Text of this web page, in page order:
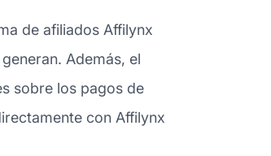
de afiliados Affilynx
Además, el
sobre los pagos de
con Affilynx